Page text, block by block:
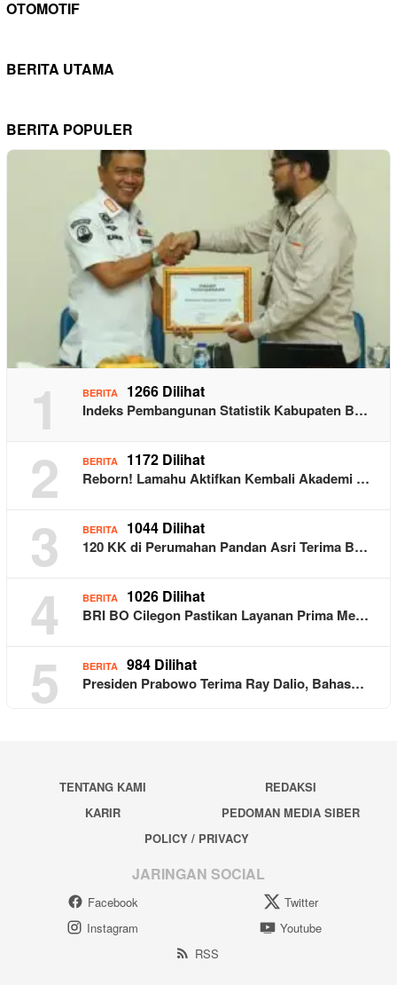
OTOMOTIF
BERITA UTAMA
BERITA POPULER
1 BERITA 1266 Dilihat
Indeks Pembangunan Statistik Kabupaten B…
2 BERITA 1172 Dilihat
Reborn! Lamahu Aktifkan Kembali Akademi …
3 BERITA 1044 Dilihat
120 KK di Perumahan Pandan Asri Terima B…
4 BERITA 1026 Dilihat
BRI BO Cilegon Pastikan Layanan Prima Me…
5 BERITA 984 Dilihat
Presiden Prabowo Terima Ray Dalio, Bahas…
TENTANG KAMI
REDAKSI
KARIR
PEDOMAN MEDIA SIBER
POLICY / PRIVACY
JARINGAN SOCIAL
Facebook
Twitter
Instagram
Youtube
RSS